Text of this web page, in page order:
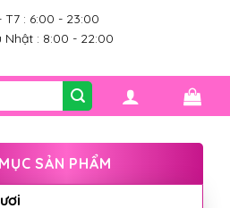
T7 : 6:00 - 23:00
Nhật : 8:00 - 22:00
SẢN PHẨM